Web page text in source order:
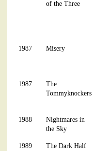
of the Three
1987 Misery
1987
The
Tommyknockers
1988
Nightmares in
the Sky
1989 The Dark Half